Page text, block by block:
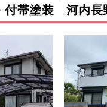
付帯塗装 河内